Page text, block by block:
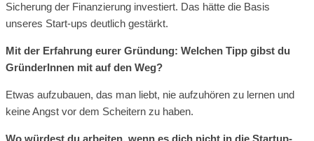
Sicherung der Finanzierung investiert. Das hätte die Basis
unseres Start-ups deutlich gestärkt.
Mit der Erfahrung eurer Gründung: Welchen Tipp gibst du
GründerInnen mit auf den Weg?
Etwas aufzubauen, das man liebt, nie aufzuhören zu lernen und
keine Angst vor dem Scheitern zu haben.